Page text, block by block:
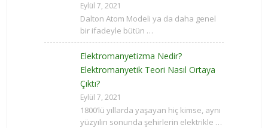
Eylül 7, 2021
Dalton Atom Modeli ya da daha genel
bir ifadeyle bütün …
Elektromanyetizma Nedir?
Elektromanyetik Teori Nasıl Ortaya
Çıktı?
Eylül 7, 2021
1800’lü yıllarda yaşayan hiç kimse, aynı
yüzyılın sonunda şehirlerin elektrikle …